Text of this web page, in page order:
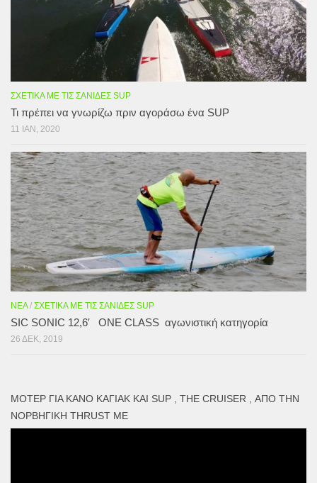
ΣΧΕΤΙΚΆ ΜΕ ΤΙΣ ΣΑΝΊΔΕΣ SUP
Τι πρέπει να γνωρίζω πριν αγοράσω ένα SUP
11 ΙΑΝ, 2020
ΝΈΑ/ ΣΧΕΤΙΚΆ ΜΕ ΤΙΣ ΣΑΝΊΔΕΣ SUP
SIC SONIC 12,6′ ONE CLASS αγωνιστική κατηγορία
26 ΔΕΚ, 2019
ΜΟΤΕΡ ΓΙΑ ΚΑΝΌ ΚΑΓΙΑΚ ΚΑΙ SUP , THE CRUISER , ΑΠΌ ΤΗΝ
ΝΟΡΒΗΓΙΚΉ THRUST ME